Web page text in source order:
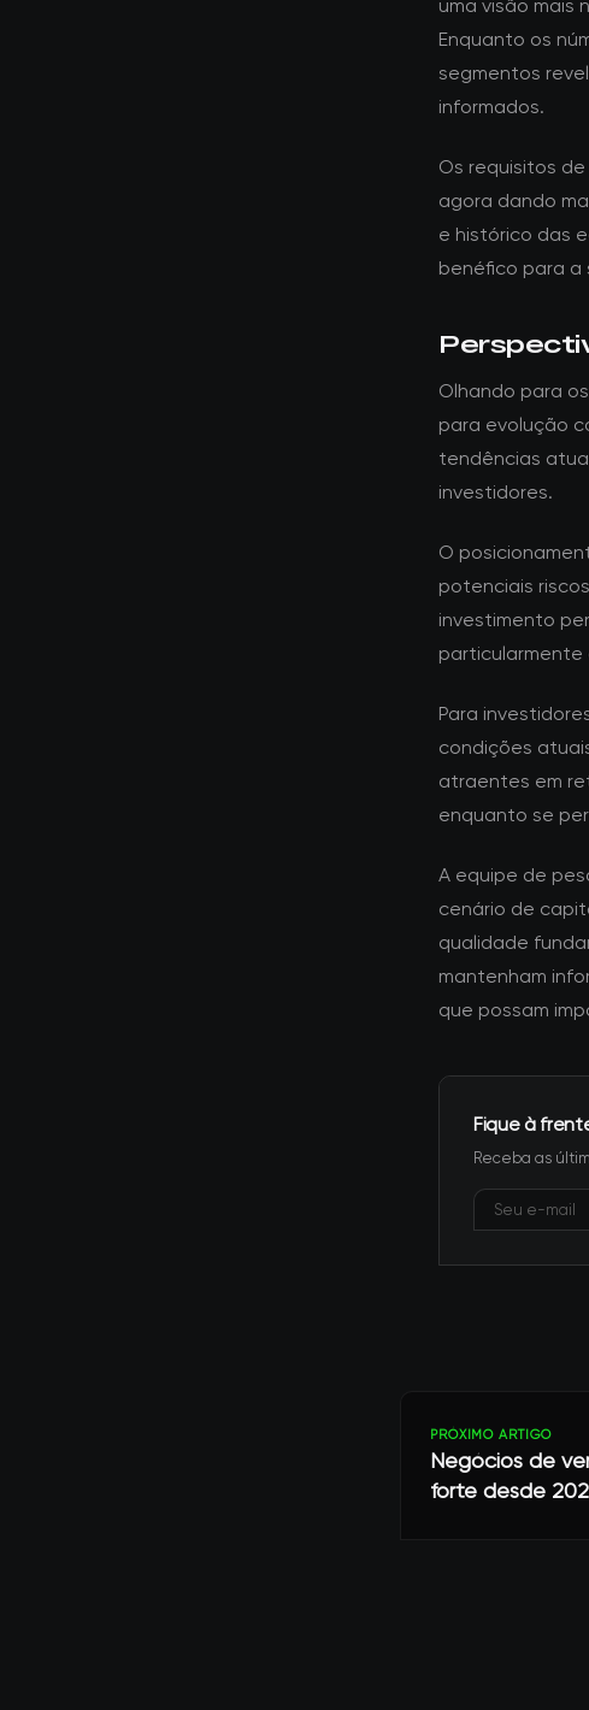
uma visão mais
Enquanto os
segmentos
informados.
Os requisitos
agora dando
e histórico das
benéfico para a
Olhando para
para evolução
tendências
investidores.
O
potenciais
investimento
particularmente
Para
condições
atraentes em
enquanto se
A equipe de
cenário de
qualidade
mantenham
que possam
Fique à
Receba as
PRÓXIMO ARTIGO
Negócios de
forte desde